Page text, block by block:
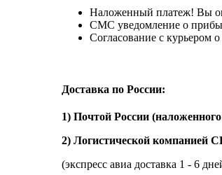
Наложенный платеж! Вы
СМС уведомление о
Согласование с курьером
Доставка по России:
1) Почтой России
2) Логистической компанией
(экспресс авиа доставка 1 - 6